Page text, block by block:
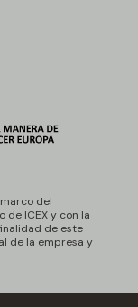
del
de ICEX y con la
de este
de la empresa y